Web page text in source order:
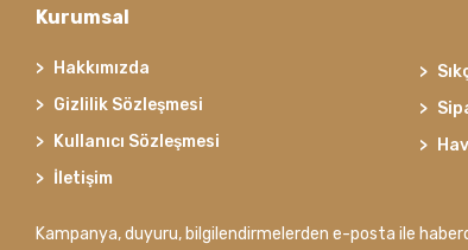
Kurumsal
Hakkımızda
Gizlilik Sözleşmesi
Kullanıcı Sözleşmesi
İletişim
Kampanya, duyuru, bilgilendirmelerden e-posta ile